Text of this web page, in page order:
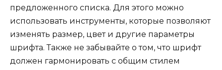
предложенного списка. Для этого можно
использовать инструменты, которые позволяют
изменять размер, цвет и другие параметры
шрифта. Также не забывайте о том, что шрифт
должен гармонировать с общим стилем